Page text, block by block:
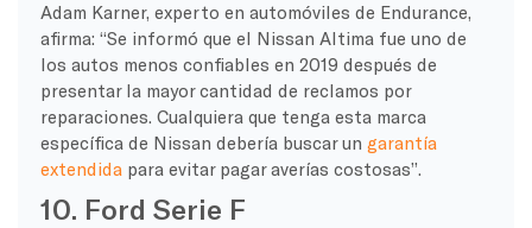
Adam Karner, experto en automóviles de Endurance,
afirma: “Se informó que el Nissan Altima fue uno de
los autos menos confiables en 2019 después de
presentar la mayor cantidad de reclamos por
reparaciones. Cualquiera que tenga esta marca
específica de Nissan debería buscar un garantía
extendidapara evitar pagar averías costosas”.
10. Ford Serie F